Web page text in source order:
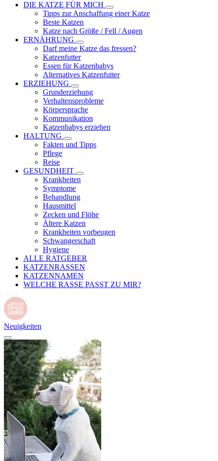
DIE KATZE FÜR MICH
Tipps zur Anschaffung einer Katze
Beste Katzen
Katze nach Größe / Fell / Augen
ERNÄHRUNG
Darf meine Katze das fressen?
Katzenfutter
Essen für Katzenbabys
Alternatives Katzenfutter
ERZIEHUNG
Grunderziehung
Verhaltensprobleme
Körpersprache
Kommunikation
Katzenbabys erziehen
HALTUNG
Fakten und Tipps
Pflege
Reise
GESUNDHEIT
Krankheiten
Symptome
Behandlung
Hausmittel
Zecken und Flöhe
Ältere Katzen
Krankheiten vorbeugen
Schwangerschaft
Hygiene
ALLE RATGEBER
KATZENRASSEN
KATZENNAMEN
WELCHE RASSE PASST ZU MIR?
Neuigkeiten